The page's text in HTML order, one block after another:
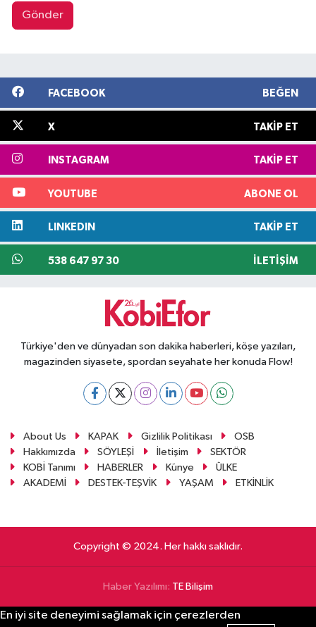
Gönder
FACEBOOK BEĞEN
X TAKIP ET
INSTAGRAM TAKIP ET
YOUTUBE ABONE OL
LINKEDIN TAKIP ET
538 647 97 30 İLETIŞIM
Türkiye'den ve dünyadan son dakika haberleri, köşe yazıları,
magazinden siyasete, spordan seyahate her konuda Flow!
About Us KAPAK Gizlilik Politikası
OSB
Hakkımızda
SÖYLEŞİ İletişim
SEKTÖR
KOBİ Tanımı
HABERLER Künye
ÜLKE
AKADEMİ
DESTEK-TEŞVİK YAŞAM ETKİNLİK
Copyright © 2024. Her hakkı saklıdır.
Haber Yazılımı: TE Bilişim
En iyi site deneyimi sağlamak için çerezlerden